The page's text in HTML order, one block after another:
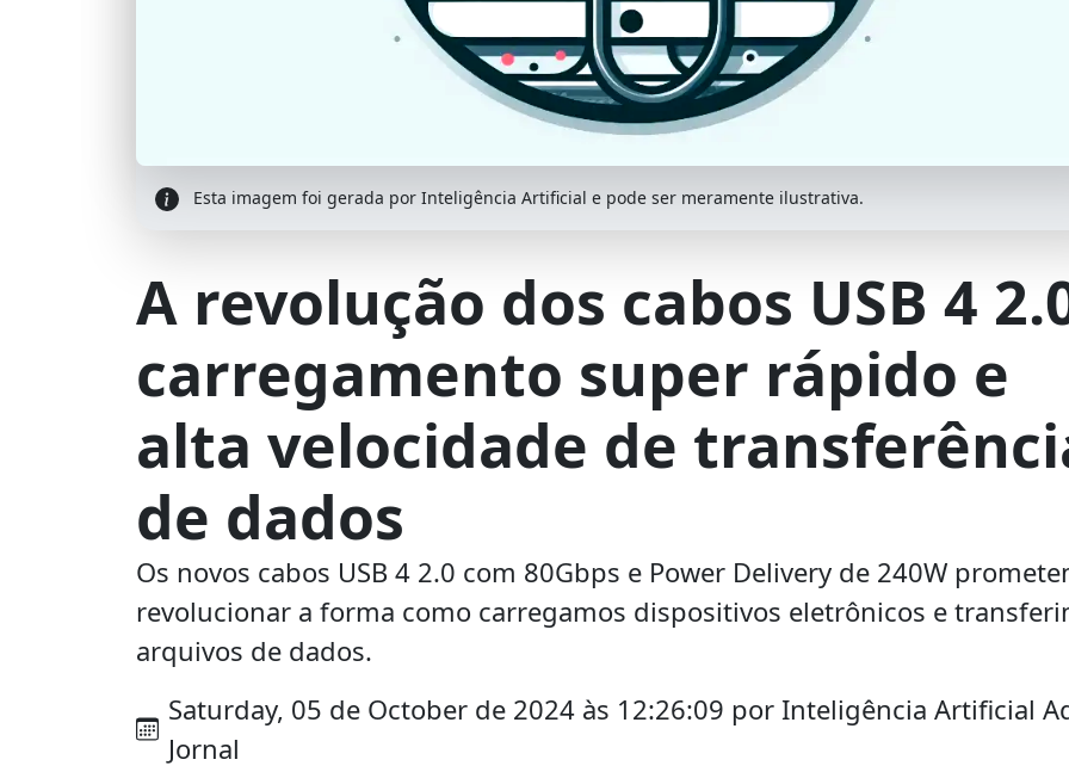
Esta imagem foi gerada por Inteligência Artificial e pode ser meramente ilustrativa.
A revolução dos cabos USB 4
carregamento super rápido e
alta velocidade de
de dados
Os novos cabos USB 4 2.0 com 80Gbps e Power Delivery de 240W
revolucionar a forma como carregamos dispositivos eletrônicos e
arquivos de dados.
Saturday, 05 de October de 2024 às 12:26:09 por Inteligência Artificial
Jornal